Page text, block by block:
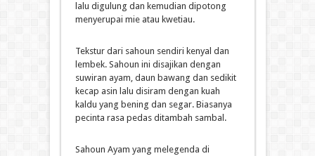
lalu digulung dan kemudian dipotong
menyerupai mie atau kwetiau.
Tekstur dari sahoun sendiri kenyal dan
lembek. Sahoun ini disajikan dengan
suwiran ayam, daun bawang dan sedikit
kecap asin lalu disiram dengan kuah
kaldu yang bening dan segar. Biasanya
pecinta rasa pedas ditambah sambal.
Sahoun Ayam yang melegenda di